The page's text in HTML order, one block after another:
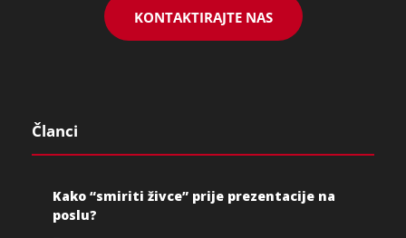
KONTAKTIRAJTE NAS
Članci
Kako “smiriti živce” prije prezentacije na
poslu?